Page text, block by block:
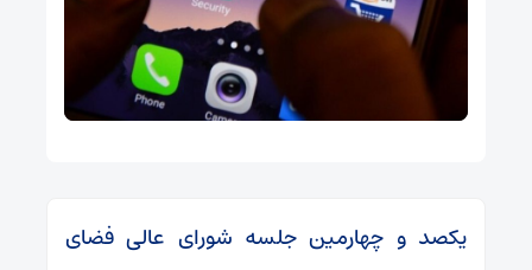
یکصد و چهارمین جلسه شورای عالی فضای